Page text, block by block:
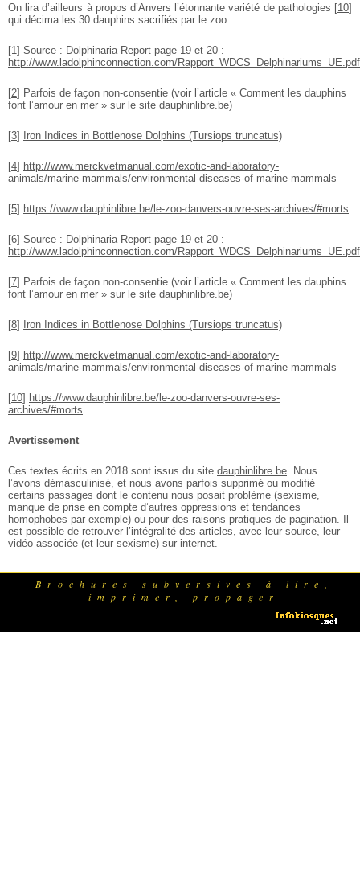
On lira d’ailleurs à propos d’Anvers l’étonnante variété de pathologies [10]
qui décima les 30 dauphins sacrifiés par le zoo.
[1] Source : Dolphinaria Report page 19 et 20 :
http://www.ladolphinconnection.com/Rapport_WDCS_Delphinariums_UE.pdf
[2] Parfois de façon non-consentie (voir l’article « Comment les dauphins
font l’amour en mer » sur le site dauphinlibre.be)
[3] Iron Indices in Bottlenose Dolphins (Tursiops truncatus)
[4] http://www.merckvetmanual.com/exotic-and-laboratory-
animals/marine-mammals/environmental-diseases-of-marine-mammals
[5] https://www.dauphinlibre.be/le-zoo-danvers-ouvre-ses-archives/#morts
[6] Source : Dolphinaria Report page 19 et 20 :
http://www.ladolphinconnection.com/Rapport_WDCS_Delphinariums_UE.pdf
[7] Parfois de façon non-consentie (voir l’article « Comment les dauphins
font l’amour en mer » sur le site dauphinlibre.be)
[8] Iron Indices in Bottlenose Dolphins (Tursiops truncatus)
[9] http://www.merckvetmanual.com/exotic-and-laboratory-
animals/marine-mammals/environmental-diseases-of-marine-mammals
[10] https://www.dauphinlibre.be/le-zoo-danvers-ouvre-ses-
archives/#morts
Avertissement
Ces textes écrits en 2018 sont issus du site dauphinlibre.be . Nous
l’avons démasculinisé, et nous avons parfois supprimé ou modifié
certains passages dont le contenu nous posait problème (sexisme,
manque de prise en compte d’autres oppressions et tendances
homophobes par exemple) ou pour des raisons pratiques de pagination. Il
est possible de retrouver l’intégralité des articles, avec leur source, leur
vidéo associée (et leur sexisme) sur internet.
Brochures subversives à lire,
imprimer, propager